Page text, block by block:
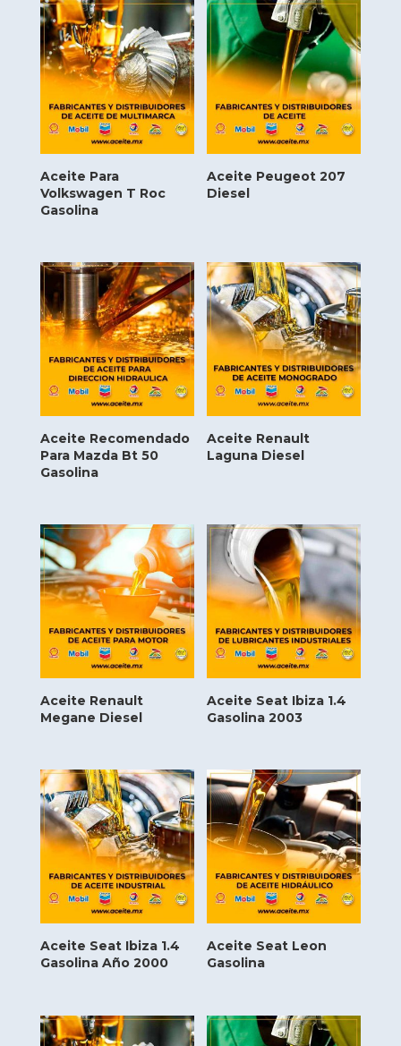
Aceite Para
Volkswagen T Roc
Gasolina
Aceite Peugeot 207
Diesel
Aceite Recomendado
Para Mazda Bt 50
Gasolina
Aceite Renault
Laguna Diesel
Aceite Renault
Megane Diesel
Aceite Seat Ibiza 1.4
Gasolina 2003
Aceite Seat Ibiza 1.4
Gasolina Año 2000
Aceite Seat Leon
Gasolina